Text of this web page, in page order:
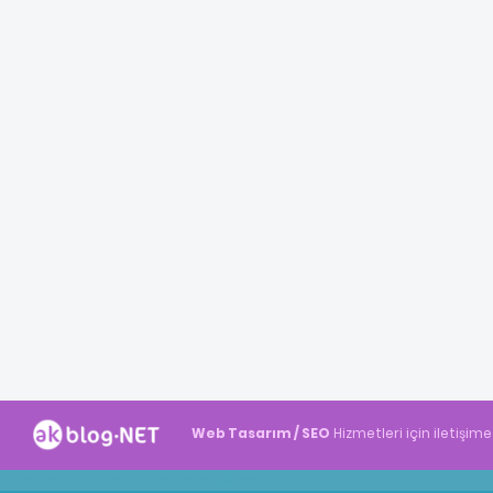
Web Tasarım / SEO Hizmetleri için